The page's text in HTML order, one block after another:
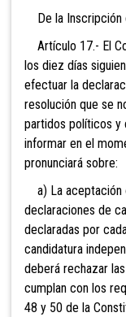
De la Inscripción
Artículo 17.- El
los diez días
efectuar la
resolución que se
partidos políticos y
informar en el
pronunciará sobre:
a) La aceptación
declaraciones de
declaradas por
candidatura
deberá rechazar
cumplan con los
48 y 50 de la